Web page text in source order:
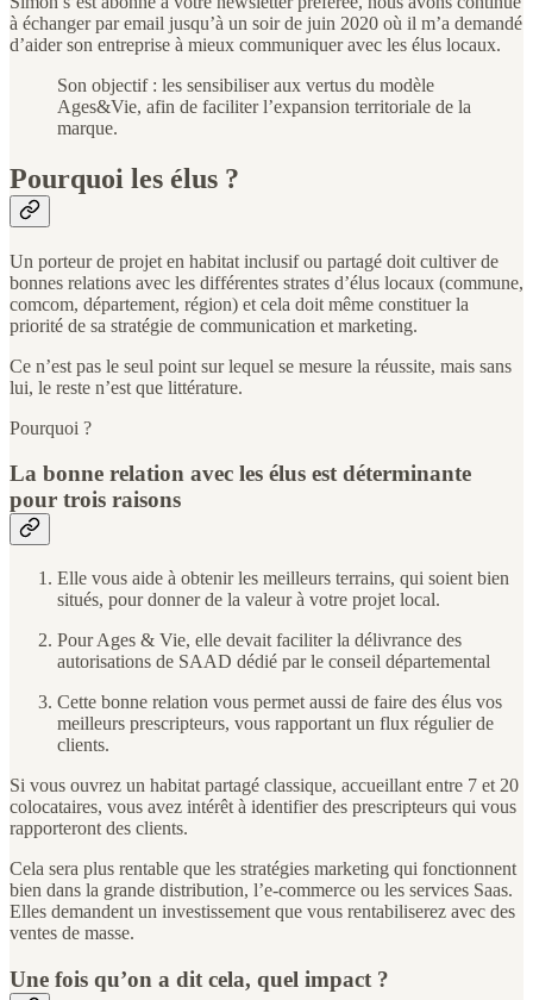
à échanger par email jusqu’à un soir de juin 2020 où il m’a demandé
d’aider son entreprise à mieux communiquer avec les élus locaux.
Son objectif : les sensibiliser aux vertus du modèle
Ages&Vie, afin de faciliter l’expansion territoriale de la
marque.
Pourquoi les élus ?
Un porteur de projet en habitat inclusif ou partagé doit cultiver de
bonnes relations avec les différentes strates d’élus locaux (commune,
comcom, département, région) et cela doit même constituer la
priorité de sa stratégie de communication et marketing.
Ce n’est pas le seul point sur lequel se mesure la réussite, mais sans
lui, le reste n’est que littérature.
Pourquoi ?
La bonne relation avec les élus est déterminante
pour trois raisons
Elle vous aide à obtenir les meilleurs terrains, qui soient bien
situés, pour donner de la valeur à votre projet local.
Pour Ages & Vie, elle devait faciliter la délivrance des
autorisations de SAAD dédié par le conseil départemental
Cette bonne relation vous permet aussi de faire des élus vos
meilleurs prescripteurs, vous rapportant un flux régulier de
clients.
Si vous ouvrez un habitat partagé classique, accueillant entre 7 et 20
colocataires, vous avez intérêt à identifier des prescripteurs qui vous
rapporteront des clients.
Cela sera plus rentable que les stratégies marketing qui fonctionnent
bien dans la grande distribution, l’e-commerce ou les services Saas.
Elles demandent un investissement que vous rentabiliserez avec des
ventes de masse.
Une fois qu’on a dit cela, quel impact ?